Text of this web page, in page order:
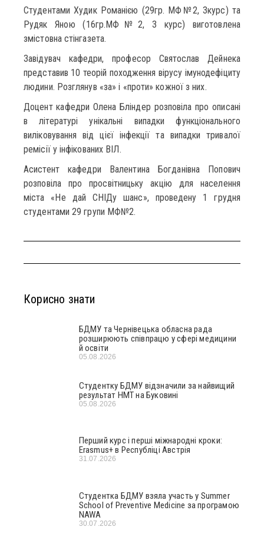
Студентами Худик Романією (29гр. МФ№2, 3курс) та
Рудяк Яною (16гр.МФ№2, 3 курс) виготовлена
змістовна стінгазета.
Завідувач кафедри, професор Святослав Дейнека
представив 10 теорій походження вірусу імунодефіциту
людини. Розглянув «за» і «проти» кожної з них.
Доцент кафедри Олена Бліндер розповіла про описані
в літературі унікальні випадки функціонального
виліковування від цієї інфекції та випадки тривалої
ремісії у інфікованих ВІЛ.
Асистент кафедри Валентина Богданівна Попович
розповіла про просвітницьку акцію для населення
міста «Не дай СНІДу шанс», проведену 1 грудня
студентами 29 групи МФ№2.
Корисно знати
БДМУ та Чернівецька обласна рада
розширюють співпрацю у сфері медицини
й освіти
05.08.2026
Студентку БДМУ відзначили за найвищий
результат НМТ на Буковині
05.08.2026
Перший курс і перші міжнародні кроки:
Erasmus+ в Республіці Австрія
31.07.2026
Студентка БДМУ взяла участь у Summer
School of Preventive Medicine за програмою
NAWA
30.07.2026